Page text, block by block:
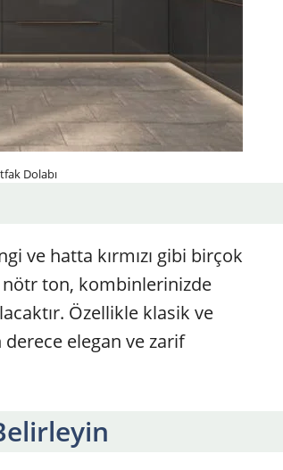
Dolabı
ve hatta kırmızı gibi birçok
ton, kombinlerinizde
Özellikle klasik ve
elegan ve zarif